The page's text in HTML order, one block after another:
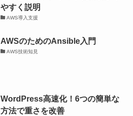
やすく説明
AWS導入支援
AWSのためのAnsible入門
AWS技術知見
WordPress高速化！6つの簡単な
方法で重さを改善